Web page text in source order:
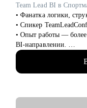
Team Lead BI в
• Фанатка логики,
• Спикер TeamLeadConf
• Опыт работы — более
BI-направлении.
• 3 года руковожу BI-
аналитика до Team
• Мой фокус -